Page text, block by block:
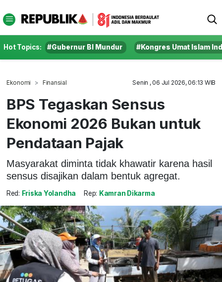
Hot Topics: #Gubernur BI Mundur #Kongres Umat Islam
Ekonomi Finansial Senin , 06 Jul 2026, 06:13 WIB
BPS Tegaskan Sensus
Ekonomi 2026 Bukan untuk
Pendataan Pajak
Masyarakat diminta tidak khawatir karena hasil
sensus disajikan dalam bentuk agregat.
Red: Friska Yolandha Rep: Kamran Dikarma